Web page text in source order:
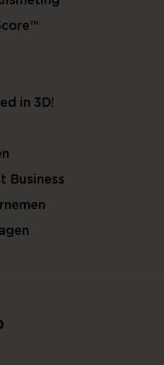
in 3D!
Business